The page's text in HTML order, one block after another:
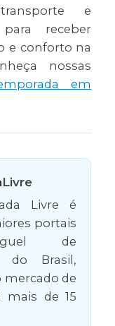
e
para receber
e conforto na
nossas
em
Livre é
portais
de
do Brasil,
de
de 15